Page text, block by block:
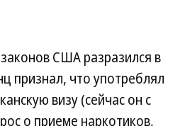
США разразился в
признал, что употреблял
визу (сейчас он с
о приеме наркотиков,